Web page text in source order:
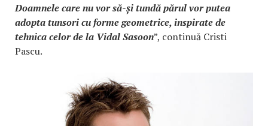
Doamnele care nu vor să-și tundă părul vor putea
adopta tunsori cu forme geometrice, inspirate de
tehnica celor de la Vidal Sasoon”, continuă Cristi
Pascu.